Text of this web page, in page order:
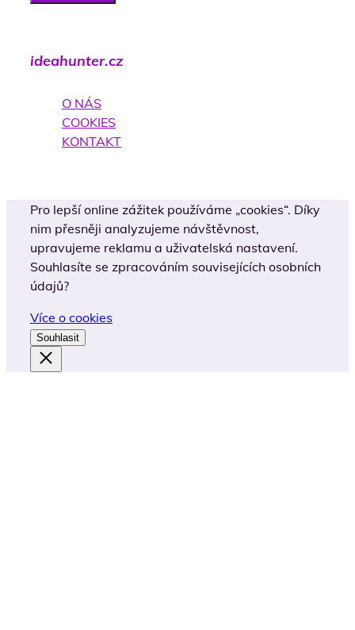
ideahunter.cz
O NÁS
COOKIES
KONTAKT
Pro lepší online zážitek používáme „cookies“. Díky
nim přesněji analyzujeme návštěvnost,
upravujeme reklamu a uživatelská nastavení.
Souhlasíte se zpracováním souvisejících osobních
údajů?
Více o cookies
Souhlasit